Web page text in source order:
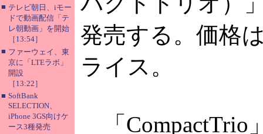
■ テレビ朝日、iモー
ドで動画配信「テ
レ朝動画」を開始
［13:54］
■ ファーウェイ、東
京に「LTEラボ」
開設
［13:22］
■ SoftBank
SELECTION、
iPhone 3GS向けケ
ース3種発売
発売する。価格
ライス。
「CompactTrio